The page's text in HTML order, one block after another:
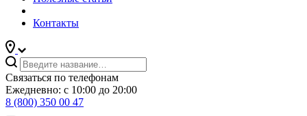
Контакты
Связаться по телефонам
Ежедневно: с 10:00 до 20:00
8 (800) 350 00 47